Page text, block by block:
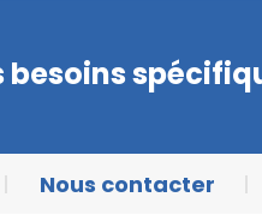
besoins
Nous contacter